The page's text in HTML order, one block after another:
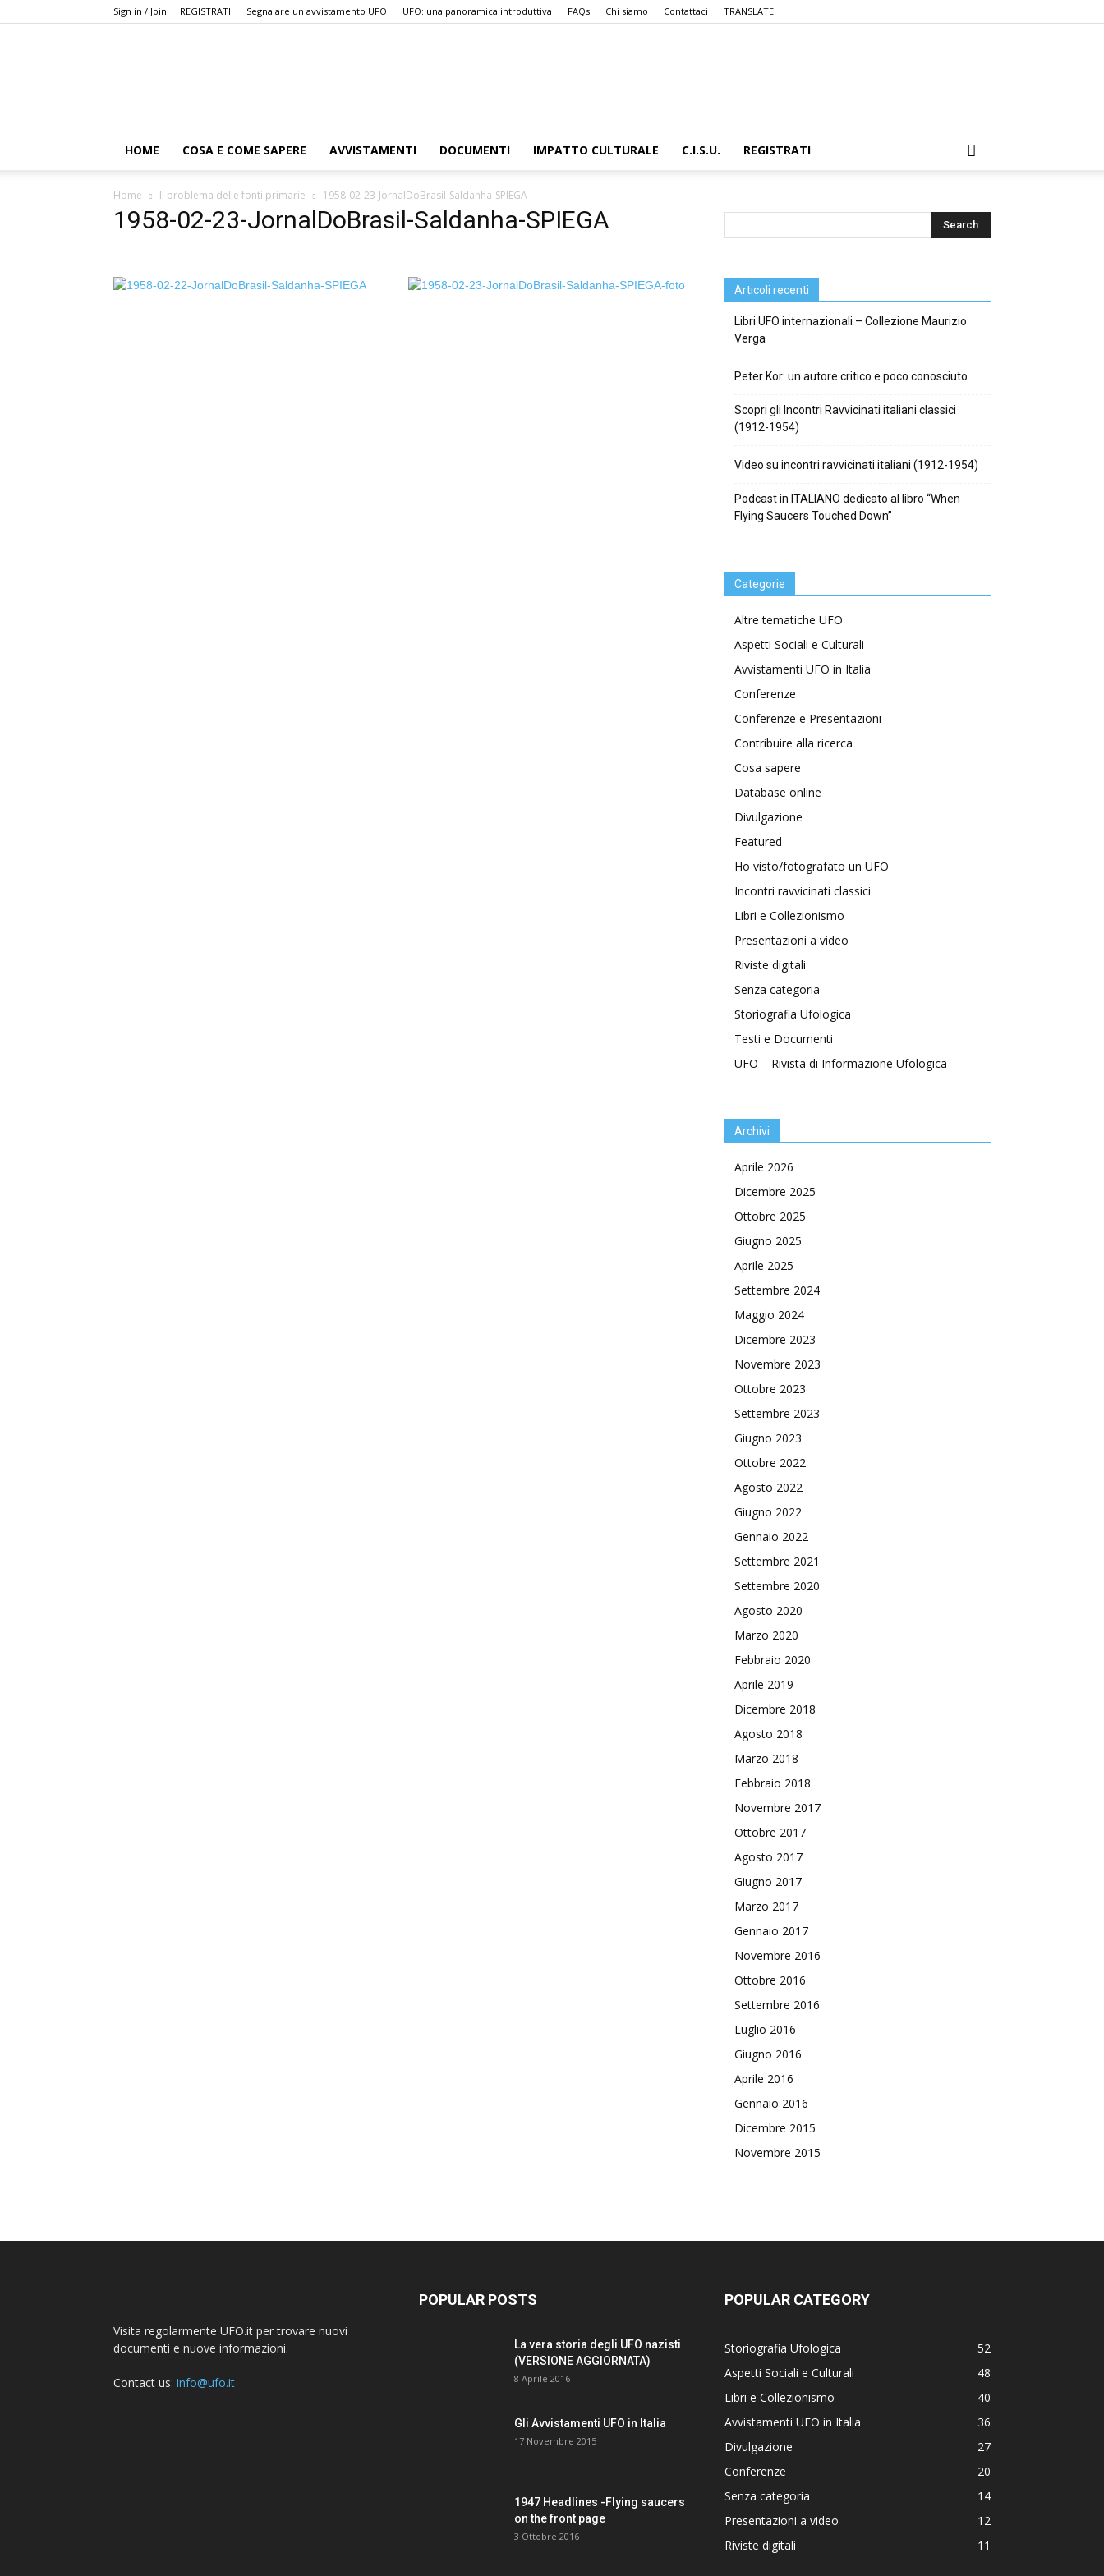
Sign in / Join REGISTRATI Segnalare un avvistamento UFO UFO: una panoramica introduttiva FAQs Chi siamo Contattaci TRANSLATE
HOME COSA E COME SAPERE AVVISTAMENTI DOCUMENTI IMPATTO CULTURALE C.I.S.U. REGISTRATI
Home Il problema delle fonti primarie 1958-02-23-JornalDoBrasil-Saldanha-SPIEGA
1958-02-23-JornalDoBrasil-Saldanha-SPIEGA
Articoli recenti
Libri UFO internazionali – Collezione Maurizio
Verga
Peter Kor: un autore critico e poco conosciuto
Scopri gli Incontri Ravvicinati italiani classici
(1912-1954)
Video su incontri ravvicinati italiani (1912-1954)
Podcast in ITALIANO dedicato al libro “When
Flying Saucers Touched Down”
Categorie
Altre tematiche UFO
Aspetti Sociali e Culturali
Avvistamenti UFO in Italia
Conferenze
Conferenze e Presentazioni
Contribuire alla ricerca
Cosa sapere
Database online
Divulgazione
Featured
Ho visto/fotografato un UFO
Incontri ravvicinati classici
Libri e Collezionismo
Presentazioni a video
Riviste digitali
Senza categoria
Storiografia Ufologica
Testi e Documenti
UFO – Rivista di Informazione Ufologica
Archivi
Aprile 2026
Dicembre 2025
Ottobre 2025
Giugno 2025
Aprile 2025
Settembre 2024
Maggio 2024
Dicembre 2023
Novembre 2023
Ottobre 2023
Settembre 2023
Giugno 2023
Ottobre 2022
Agosto 2022
Giugno 2022
Gennaio 2022
Settembre 2021
Settembre 2020
Agosto 2020
Marzo 2020
Febbraio 2020
Aprile 2019
Dicembre 2018
Agosto 2018
Marzo 2018
Febbraio 2018
Novembre 2017
Ottobre 2017
Agosto 2017
Giugno 2017
Marzo 2017
Gennaio 2017
Novembre 2016
Ottobre 2016
Settembre 2016
Luglio 2016
Giugno 2016
Aprile 2016
Gennaio 2016
Dicembre 2015
Novembre 2015
Visita regolarmente UFO.it per trovare nuovi
documenti e nuove informazioni.
Contact us: info@ufo.it
POPULAR POSTS
La vera storia degli UFO nazisti
(VERSIONE AGGIORNATA)
8 Aprile 2016
Gli Avvistamenti UFO in Italia
17 Novembre 2015
1947 Headlines -Flying saucers
on the front page
3 Ottobre 2016
POPULAR CATEGORY
Storiografia Ufologica
52
Aspetti Sociali e Culturali
48
Libri e Collezionismo
40
Avvistamenti UFO in Italia
36
Divulgazione
27
Conferenze
20
Senza categoria
14
Presentazioni a video
12
Riviste digitali
11